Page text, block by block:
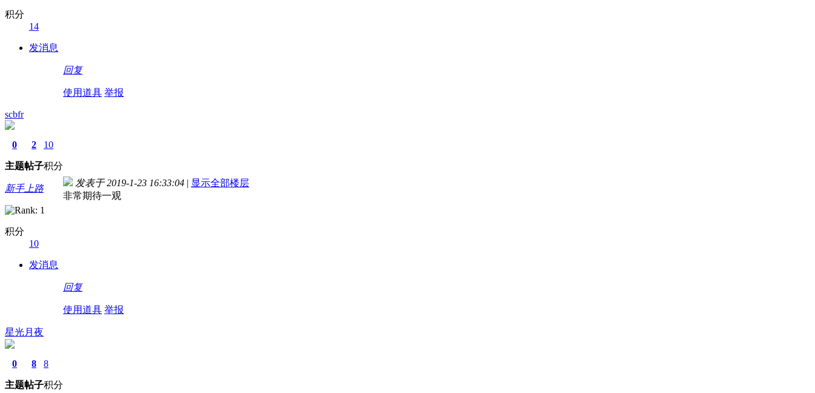
积分
14
发消息
回复
使用道具 举报
scbfr
0
主题
2
帖子
10
积分
新手上路
积分
10
发消息
发表于 2019-1-23 16:33:04 | 显示全部楼层
非常期待一观
回复
使用道具 举报
星光月夜
0
主题
8
帖子
8
积分